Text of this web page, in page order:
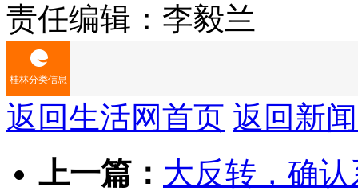
责任编辑：李毅兰
桂林分类信息
返回生活网首页 返回新
上一篇： 大反转，确